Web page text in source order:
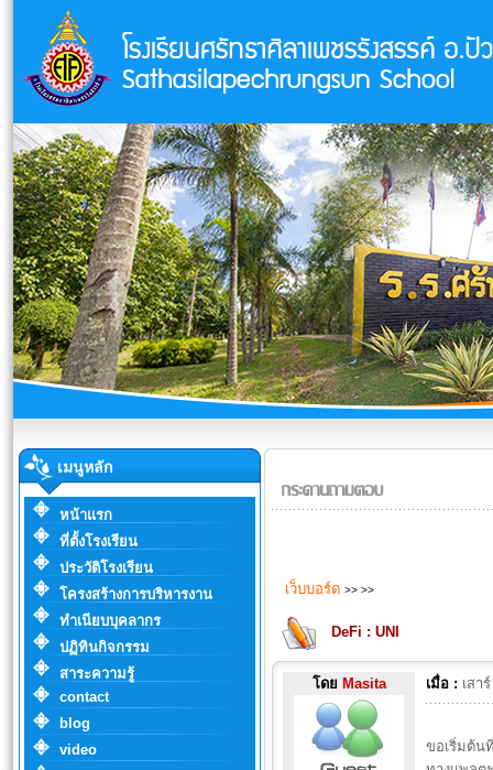
เมนูหลัก
หน้าแรก
ที่ตั้งโรงเรียน
ประวัติโรงเรียน
โครงสร้างการบริหารงาน
ทำเนียบบุคลากร
ปฏิทินกิจกรรม
สาระความรู้
contact
blog
video
เว็บบอร์ด >> >>
DeFi : UNI
โดย Masita เมื่อ : เสา
ขอเริ่มต้น